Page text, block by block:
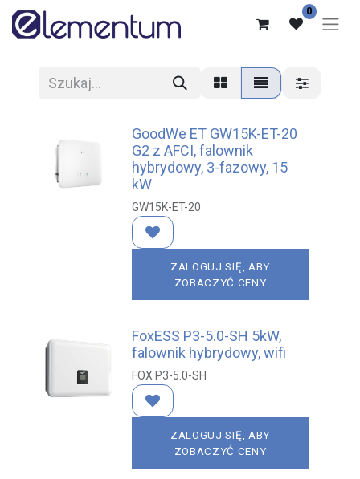
0
GoodWe ET GW15K-ET-20
G2 z AFCI, falownik
hybrydowy, 3-fazowy, 15
kW
GW15K-ET-20
ZALOGUJ SIĘ, ABY
ZOBACZYĆ CENY
FoxESS P3-5.0-SH 5kW,
falownik hybrydowy, wifi
FOX P3-5.0-SH
ZALOGUJ SIĘ, ABY
ZOBACZYĆ CENY